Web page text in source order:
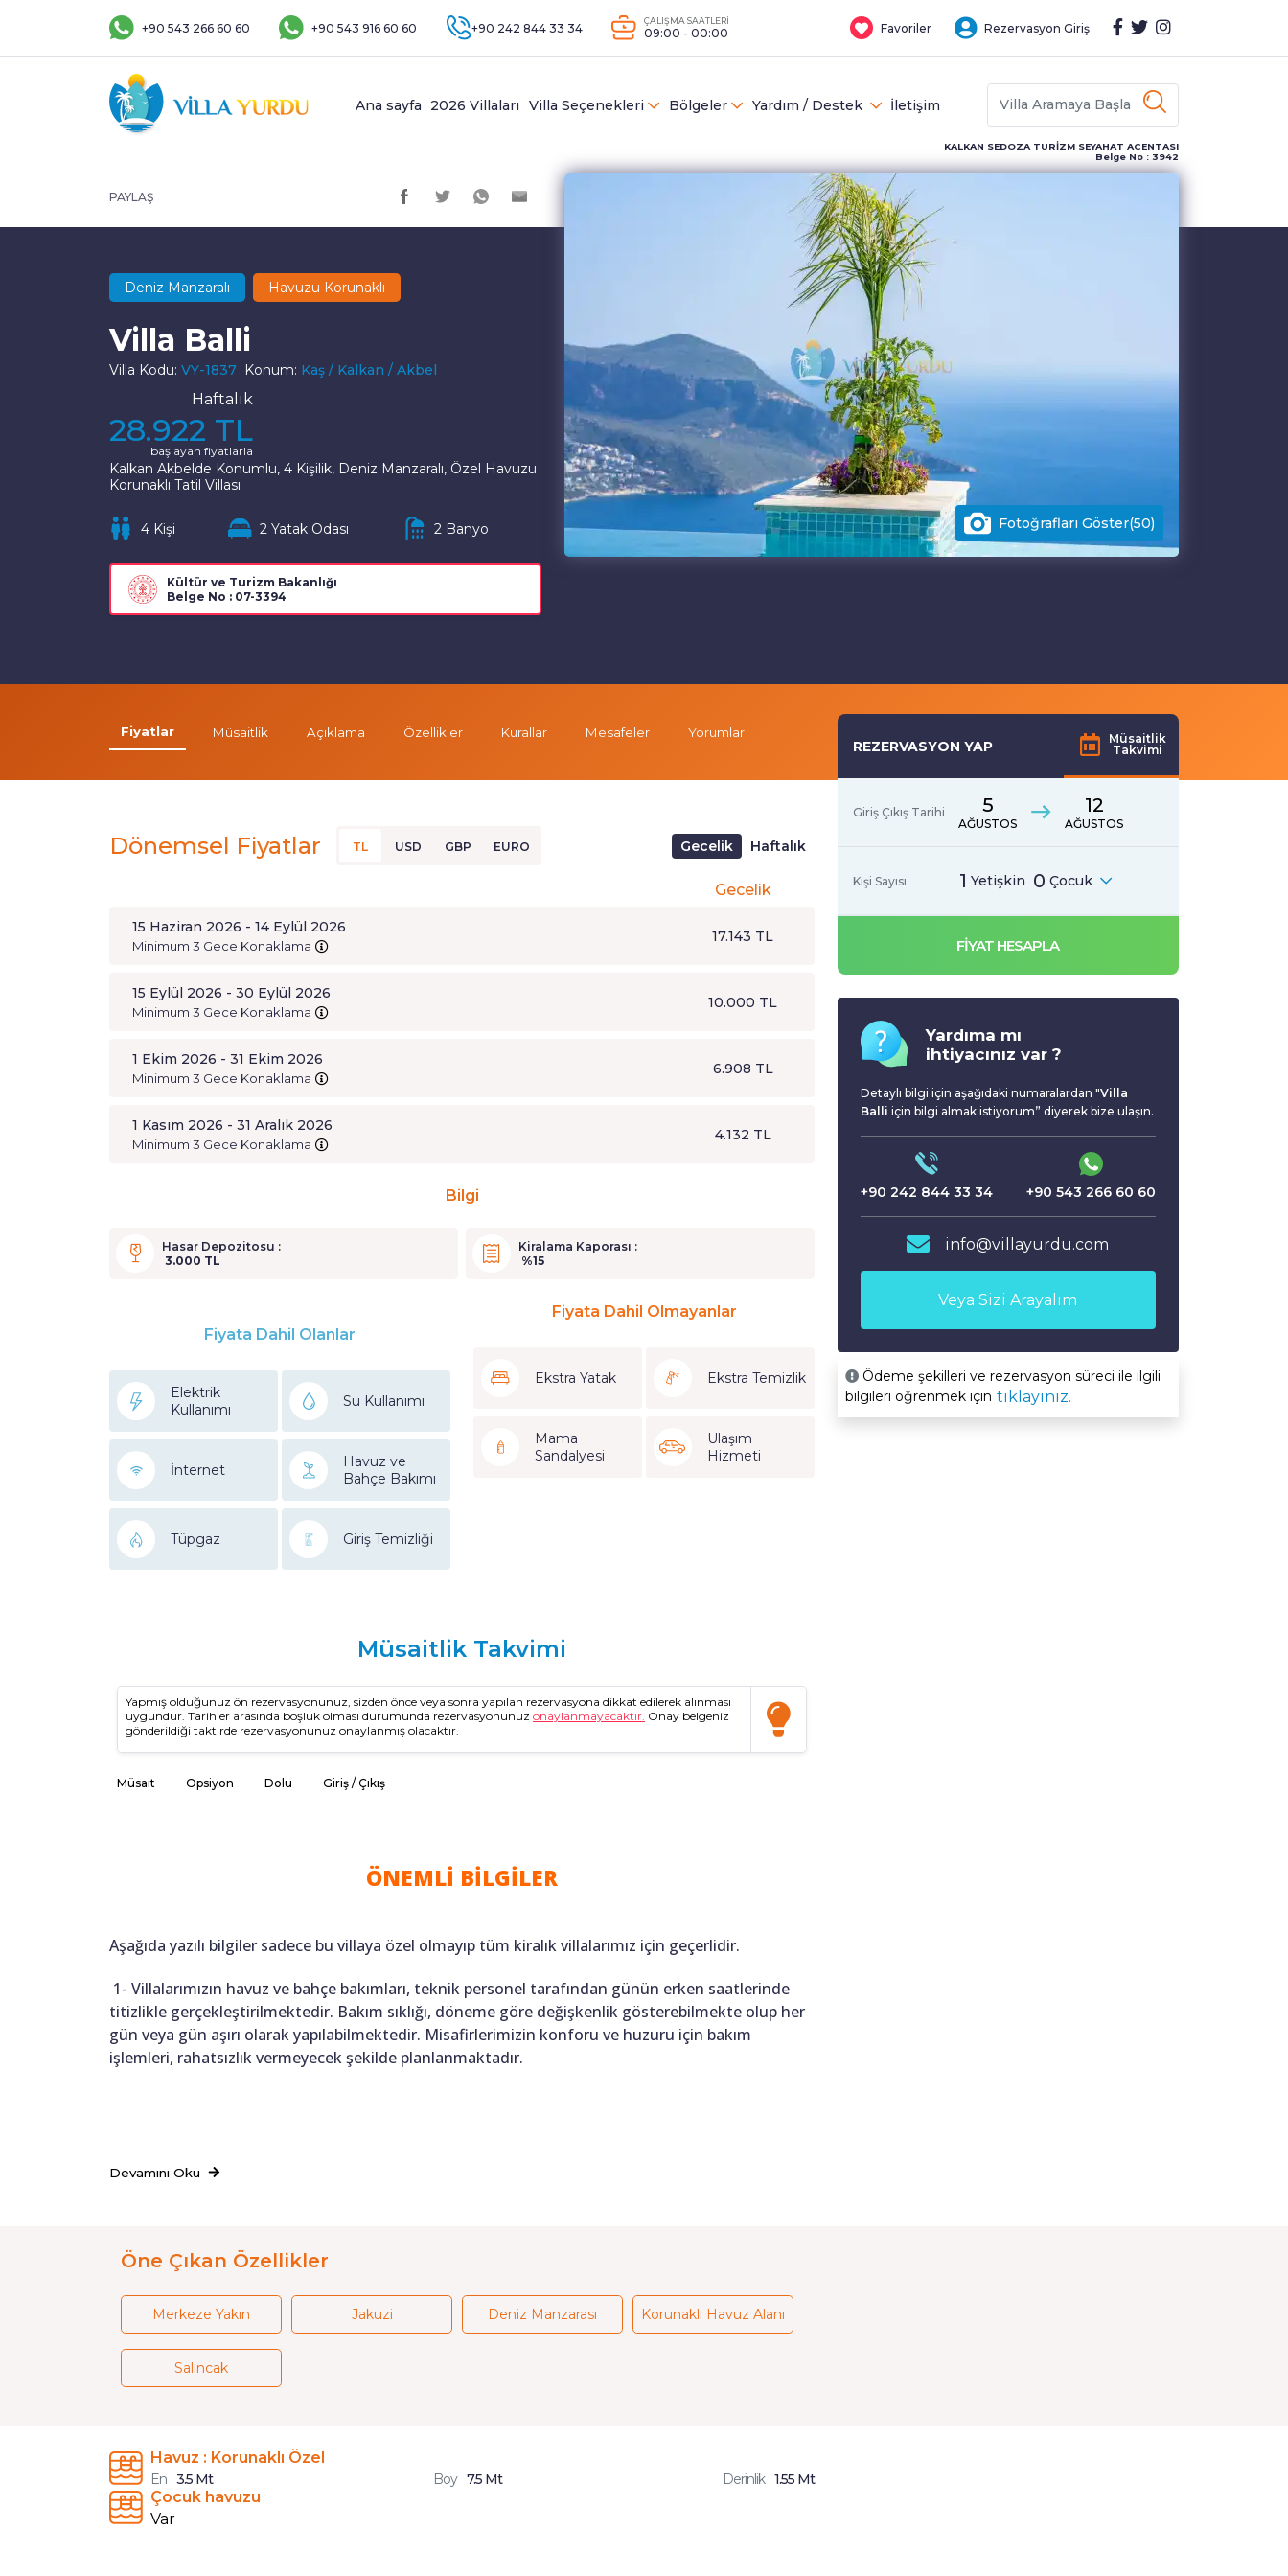
+90 543 266 60 60 +90 543 916 60 60 +90 242 844 33 34 ÇALIŞMA SAATLERİ
09:00 - 00:00 Favoriler Rezervasyon Giriş
Ana sayfa 2026 Villaları Villa Seçenekleri Bölgeler Yardım / Destek İletişim
KALKAN SEDOZA TURİZM SEYAHAT ACENTASI
Belge No : 3942
PAYLAŞ
Deniz Manzaralı Havuzu Korunaklı
Villa Balli
Villa Kodu: VY-1837 Konum: Kaş / Kalkan / Akbel
Haftalık
28.922 TL
başlayan fiyatlarla
Kalkan Akbelde Konumlu, 4 Kişilik, Deniz Manzaralı, Özel Havuzu
Korunaklı Tatil Villası
4 Kişi 2 Yatak Odası 2 Banyo
Kültür ve Turizm Bakanlığı
Belge No : 07-3394
Fotoğrafları Göster(50)
Fiyatlar Müsaitlik Açıklama Özellikler Kurallar Mesafeler Yorumlar
Dönemsel Fiyatlar TL USD GBP EURO Gecelik Haftalık
Gecelik
15 Haziran 2026 - 14 Eylül 2026
Minimum 3 Gece Konaklama
17.143 TL
15 Eylül 2026 - 30 Eylül 2026
Minimum 3 Gece Konaklama
10.000 TL
1 Ekim 2026 - 31 Ekim 2026
Minimum 3 Gece Konaklama
6.908 TL
1 Kasım 2026 - 31 Aralık 2026
Minimum 3 Gece Konaklama
4.132 TL
Bilgi
Hasar Depozitosu :
3.000 TL
Kiralama Kaporası :
%15
Fiyata Dahil Olanlar
Elektrik
Kullanımı
Su Kullanımı
İnternet
Havuz ve
Bahçe Bakımı
Tüpgaz Giriş Temizliği
Fiyata Dahil Olmayanlar
Ekstra Yatak Ekstra Temizlik
Mama
Sandalyesi
Ulaşım
Hizmeti
Müsaitlik Takvimi
Yapmış olduğunuz ön rezervasyonunuz, sizden önce veya sonra yapılan rezervasyona dikkat edilerek alınması
uygundur. Tarihler arasında boşluk olması durumunda rezervasyonunuz onaylanmayacaktır. Onay belgeniz
gönderildiği taktirde rezervasyonunuz onaylanmış olacaktır.
Müsait Opsiyon Dolu Giriş / Çıkış
ÖNEMLİ BİLGİLER
Aşağıda yazılı bilgiler sadece bu villaya özel olmayıp tüm kiralık villalarımız için geçerlidir.
1- Villalarımızın havuz ve bahçe bakımları, teknik personel tarafından günün erken saatlerinde
titizlikle gerçekleştirilmektedir. Bakım sıklığı, döneme göre değişkenlik gösterebilmekte olup her
gün veya gün aşırı olarak yapılabilmektedir. Misafirlerimizin konforu ve huzuru için bakım
işlemleri, rahatsızlık vermeyecek şekilde planlanmaktadır.
Devamını Oku
Öne Çıkan Özellikler
Merkeze Yakın Jakuzi Deniz Manzarası Korunaklı Havuz Alanı
Salıncak
Havuz : Korunaklı Özel
En 3.5 Mt Boy 7.5 Mt Derinlik 1.55 Mt
Çocuk havuzu
Var
REZERVASYON YAP
Müsaitlik
Takvimi
Giriş Çıkış Tarihi 5
AĞUSTOS
12
AĞUSTOS
Kişi Sayısı 1 Yetişkin 0 Çocuk
FİYAT HESAPLA
Yardıma mı
ihtiyacınız var ?
Detaylı bilgi için aşağıdaki numaralardan "Villa
Balli için bilgi almak istiyorum” diyerek bize ulaşın.
+90 242 844 33 34 +90 543 266 60 60
info@villayurdu.com
Veya Sizi Arayalım
Ödeme şekilleri ve rezervasyon süreci ile ilgili
bilgileri öğrenmek için tıklayınız.